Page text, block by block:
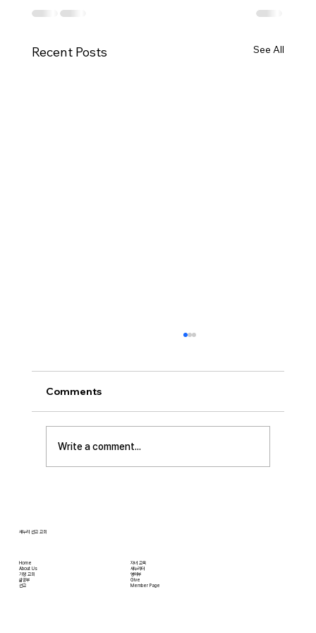
Recent Posts See All
Comments
Write a comment...
Home
About Us
​가정 교회
​삶공부
​선교
자녀 교육
새누리터
영어부
Give
Member Page
새누리 선교 교회